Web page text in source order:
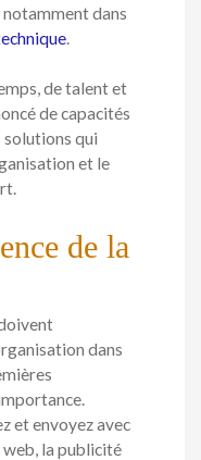
dans
.
de talent et
de capacités
solutions qui
et le
de la
dans
et envoyez avec
web, la publicité